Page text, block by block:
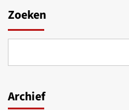
Zoeken
Archief